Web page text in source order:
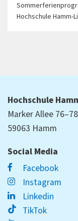
Hochschule Hamm-
Hochschule
Marker Allee 76–78
59063 Hamm
Social Media
Facebook
Instagram
Linkedin
TikTok